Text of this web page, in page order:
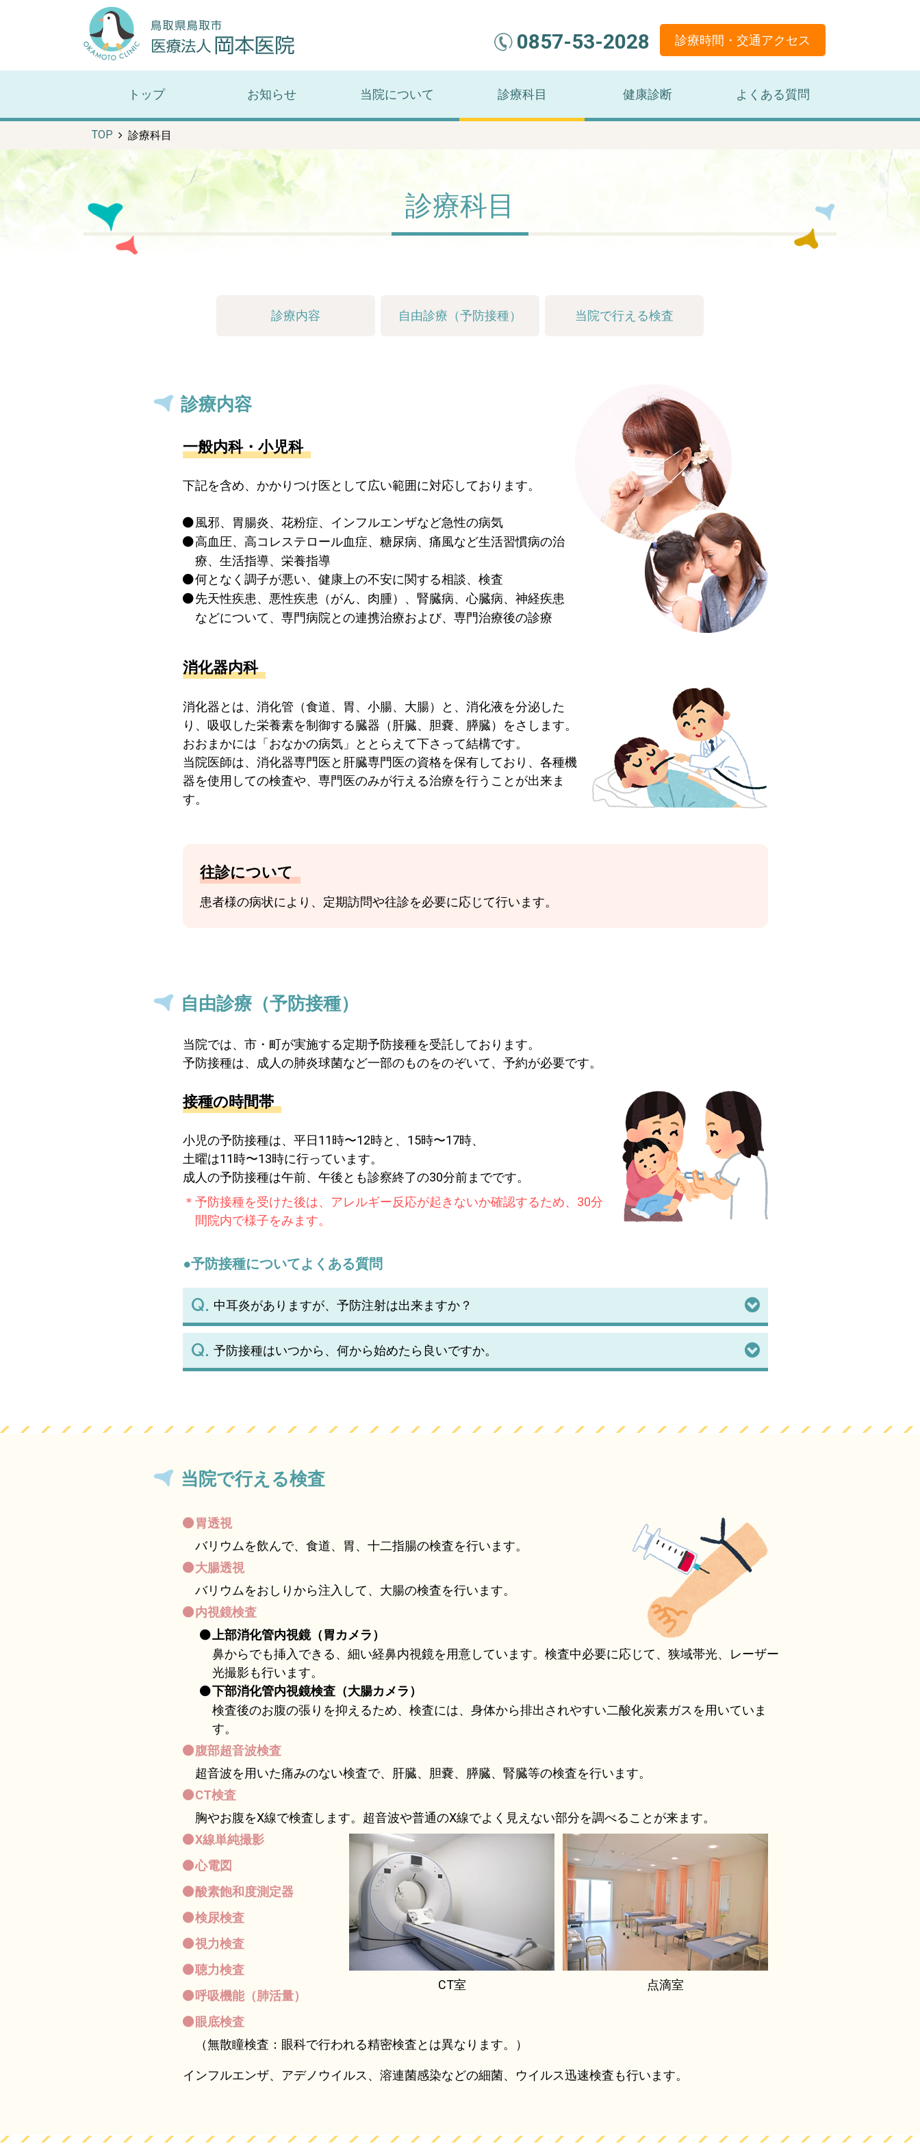
0857-53-2028 診療時間 交通アクセス
トップ お知らせ 当院について 診療科目 健康診断 よくある質問
TOP 診療科目
診療科目
診療内容 自由診療（予防接種） 当院で行える検査
診療内容
一般内科・小児科
下記を含め、かかりつけ医として広い範囲に対応しております。
風邪、胃腸炎、花粉症、インフルエンザなど急性の病気
高血圧、高コレステロール血症、糖尿病、痛風など生活習慣病の治
療、生活指導、栄養指導
何となく調子が悪い、健康上の不安に関する相談、検査
先天性疾患、悪性疾患（がん、肉腫）、腎臓病、心臓病、神経疾患
などについて、専門病院との連携治療および、専門治療後の診療
消化器内科
消化器とは、消化管（食道、胃、小腸、大腸）と、消化液を分泌した
り、吸収した栄養素を制御する臓器（肝臓、胆嚢、膵臓）をさします。
おおまかには「おなかの病気」ととらえて下さって結構です。
当院医師は、消化器専門医と肝臓専門医の資格を保有しており、各種機
器を使用しての検査や、専門医のみが行える治療を行うことが出来ま
す。
往診について
患者様の病状により、定期訪問や往診を必要に応じて行います。
自由診療（予防接種）
当院では、市・町が実施する定期予防接種を受託しております。
予防接種は、成人の肺炎球菌など一部のものをのぞいて、予約が必要です。
接種の時間帯
小児の予防接種は、平日11時〜12時と、15時〜17時、
土曜は11時〜13時に行っています。
成人の予防接種は午前、午後とも診察終了の30分前までです。
予防接種を受けた後は、アレルギー反応が起きないか確認するため、30分
間院内で様子をみます。
●予防接種についてよくある質問
中耳炎がありますが、予防注射は出来ますか？
予防接種はいつから、何から始めたら良いですか。
当院で行える検査
胃透視
バリウムを飲んで、食道、胃、十二指腸の検査を行います。
大腸透視
バリウムをおしりから注入して、大腸の検査を行います。
内視鏡検査
上部消化管内視鏡（胃カメラ）
鼻からでも挿入できる、細い経鼻内視鏡を用意しています。検査中必要に応じて、狭域帯光、レーザー
光撮影も行います。
下部消化管内視鏡検査（大腸カメラ）
検査後のお腹の張りを抑えるため、検査には、身体から排出されやすい二酸化炭素ガスを用いていま
す。
腹部超音波検査
超音波を用いた痛みのない検査で、肝臓、胆嚢、膵臓、腎臓等の検査を行います。
CT検査
胸やお腹をX線で検査します。超音波や普通のX線でよく見えない部分を調べることが来ます。
点滴室
CT室
X線単純撮影
心電図
酸素飽和度測定器
検尿検査
視力検査
聴力検査
呼吸機能（肺活量）
眼底検査
（無散瞳検査：眼科で行われる精密検査とは異なります。）
インフルエンザ、アデノウイルス、溶連菌感染などの細菌、ウイルス迅速検査も行います。